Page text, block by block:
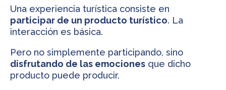
Una experiencia turística consiste en
participar de un producto turístico. La
interacción es básica.
Pero no simplemente participando, sino
disfrutando de las emociones que dicho
producto puede producir.